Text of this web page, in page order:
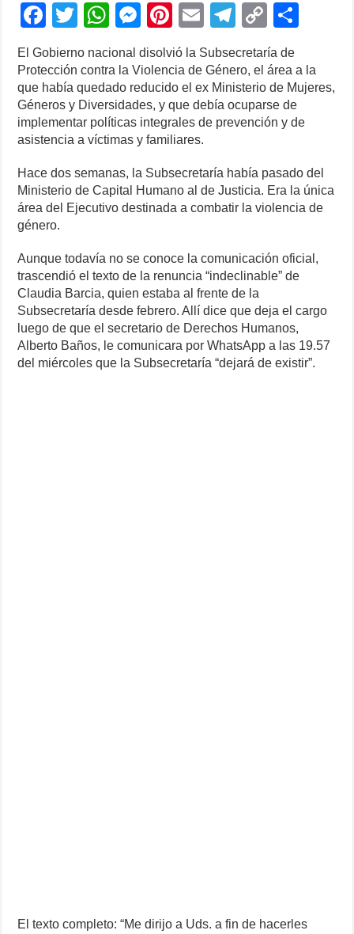
F
a
c
e
b
o
o
k
T
tt
er
W
h
at
s
A
p
p
M
e
ss
e
n
g
er
Pi
nt
er
e
st
E
m
ail
T
e
gr
a
C
o
p
y
Li
k
ar
e
El Gobierno nacional disolvió la Subsecretaría de
Protección contra la Violencia de Género, el área a la
que había quedado reducido el ex Ministerio de Mujeres,
Géneros y Diversidades, y que debía ocuparse de
implementar políticas integrales de prevención y de
asistencia a víctimas y familiares.
Hace dos semanas, la Subsecretaría había pasado del
Ministerio de Capital Humano al de Justicia. Era la única
área del Ejecutivo destinada a combatir la violencia de
género.
Aunque todavía no se conoce la comunicación oficial,
trascendió el texto de la renuncia “indeclinable” de
Claudia Barcia, quien estaba al frente de la
Subsecretaría desde febrero. Allí dice que deja el cargo
luego de que el secretario de Derechos Humanos,
Alberto Baños, le comunicara por WhatsApp a las 19.57
del miércoles que la Subsecretaría “dejará de existir”.
El texto completo: “Me dirijo a Uds. a fin de hacerles